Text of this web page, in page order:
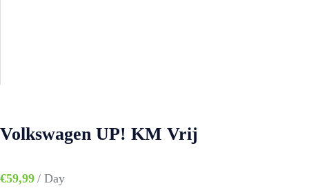
Volkswagen UP! KM Vrij
€59,99 / Day